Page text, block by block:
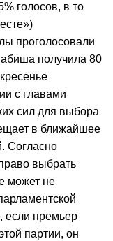
голосов, в то
проголосовали
получила 80
с главами
сил для выбора
в ближайшее
Согласно
выбрать
может не
если премьер
партии, он